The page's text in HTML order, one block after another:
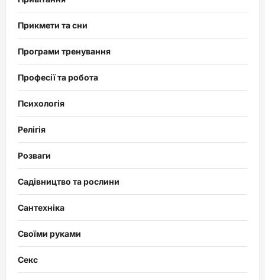
Прикмети та сни
Програми тренування
Професії та робота
Психологія
Релігія
Розваги
Садівництво та рослини
Сантехніка
Своїми руками
Секс